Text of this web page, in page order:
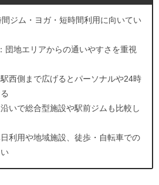
間ジム・ヨガ・短時間利用に向いてい
：団地エリアからの通いやすさを重視
駅西側まで広げるとパーソナルや24時
沿いで総合型施設や駅前ジムも比較し
日利用や地域施設、徒歩・自転車での